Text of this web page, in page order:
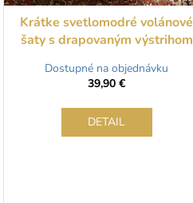
Krátke svetlomodré volánové
šaty s drapovaným výstrihom
Dostupné na objednávku
39,90 €
DETAIL